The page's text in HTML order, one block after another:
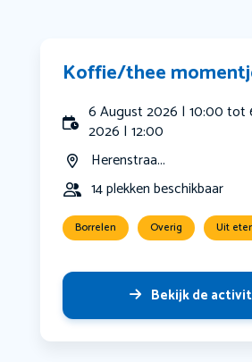
Koffie/thee
6 August 2026 | 10:00 tot
2026 | 12:00
Herenstraa...
14 plekken beschikbaar
Borrelen Overig Uit
Bekijk de